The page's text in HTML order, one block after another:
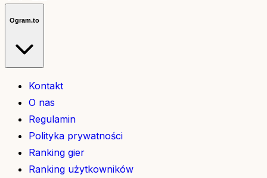
Ogram.to
Kontakt
O nas
Regulamin
Polityka prywatności
Ranking gier
Ranking użytkowników